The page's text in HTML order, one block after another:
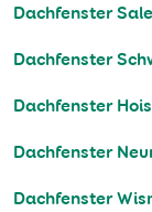
Dachfenster
Dachfenster
Dachfenster
Dachfenster
Dachfenster